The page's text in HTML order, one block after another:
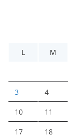
L
M
3 4
10 11
17 18